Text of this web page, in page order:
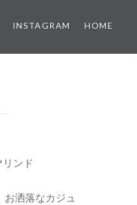
INSTAGRAM HOME
ンド
洒落なカジュ